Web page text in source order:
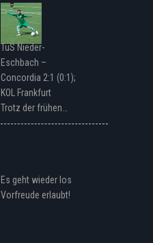
TuS Nieder-
Eschbach –
Concordia 2:1 (0:1);
KOL Frankfurt
Trotz der frühen…
Es geht wieder los
Vorfreude erlaubt!